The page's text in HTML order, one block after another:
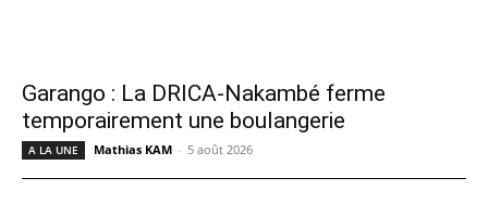
Garango : La DRICA-Nakambé ferme
temporairement une boulangerie
A LA UNE Mathias KAM - 5 août 2026